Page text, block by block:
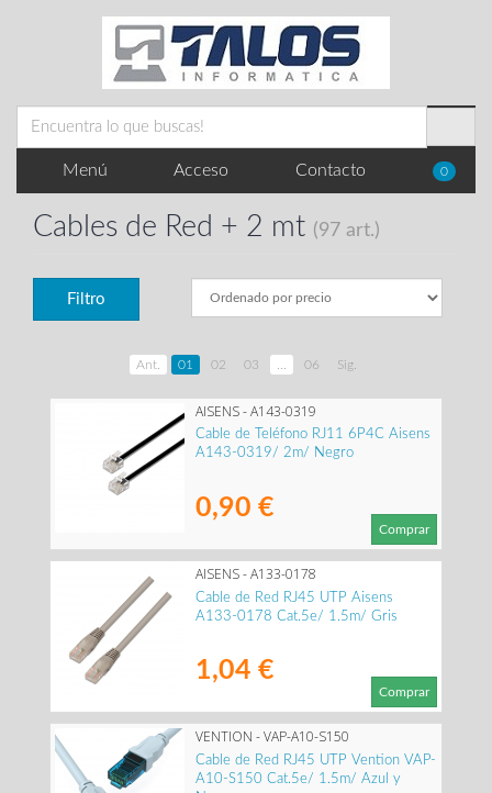
Menú Acceso Contacto 0
Cables de Red + 2 mt (97 art.)
Filtro
Ant. 01 02 03 06 Sig.
AISENS - A143-0319
Cable de Teléfono RJ11 6P4C Aisens
A143-0319/ 2m/ Negro
0,90 €
Comprar
AISENS - A133-0178
Cable de Red RJ45 UTP Aisens
A133-0178 Cat.5e/ 1.5m/ Gris
1,04 €
Comprar
VENTION - VAP-A10-S150
Cable de Red RJ45 UTP Vention VAP-
A10-S150 Cat.5e/ 1.5m/ Azul y